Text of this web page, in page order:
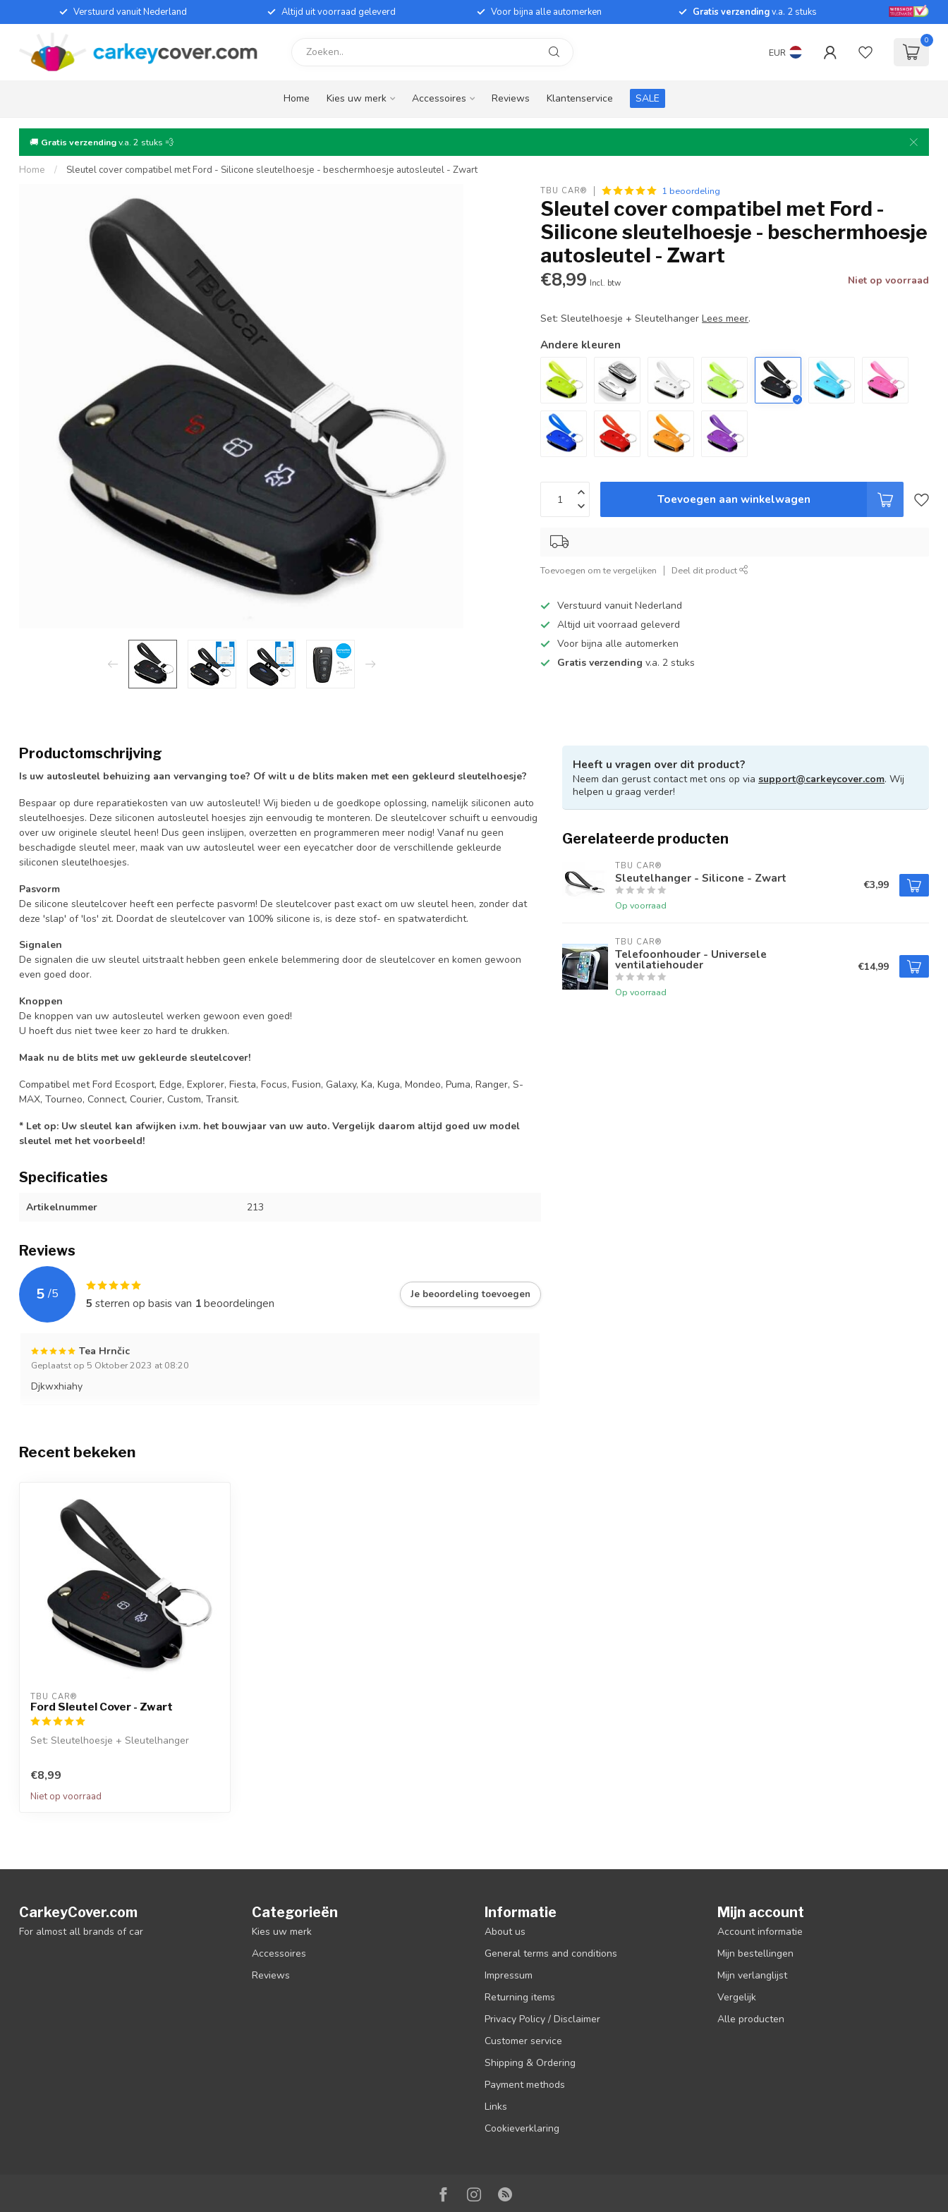
Verstuurd vanuit Nederland Altijd uit voorraad geleverd Voor bijna alle automerken Gratis verzendingv.a. 2 stuks
EUR
0
Home Kies uw merk Accessoires Reviews Klantenservice SALE
🚚 Gratis verzendingv.a. 2 stuks 💨
Home / Sleutel cover compatibel met Ford - Silicone sleutelhoesje - beschermhoesje autosleutel - Zwart
TBU CAR® 1 beoordeling
Sleutel cover compatibel met Ford -
Silicone sleutelhoesje - beschermhoesje
autosleutel - Zwart
€8,99 Incl. btw Niet op voorraad
Set: Sleutelhoesje + SleutelhangerLees meer.
Andere kleuren
Toevoegen aan winkelwagen
Toevoegen om te vergelijken Deel dit product
Verstuurd vanuit Nederland
Altijd uit voorraad geleverd
Voor bijna alle automerken
Gratis verzending v.a. 2 stuks
Productomschrijving
Is uw autosleutel behuizing aan vervanging toe? Of wilt u de blits maken met een gekleurd sleutelhoesje?
Bespaar op dure reparatiekosten van uw autosleutel! Wij bieden u de goedkope oplossing, namelijk siliconen auto
sleutelhoesjes. Deze siliconen autosleutel hoesjes zijn eenvoudig te monteren. De sleutelcover schuift u eenvoudig
over uw originele sleutel heen! Dus geen inslijpen, overzetten en programmeren meer nodig! Vanaf nu geen
beschadigde sleutel meer, maak van uw autosleutel weer een eyecatcher door de verschillende gekleurde
siliconen sleutelhoesjes.
Pasvorm
De silicone sleutelcover heeft een perfecte pasvorm! De sleutelcover past exact om uw sleutel heen, zonder dat
deze 'slap' of 'los' zit. Doordat de sleutelcover van 100% silicone is, is deze stof- en spatwaterdicht.
Signalen
De signalen die uw sleutel uitstraalt hebben geen enkele belemmering door de sleutelcover en komen gewoon
even goed door.
Knoppen
De knoppen van uw autosleutel werken gewoon even goed!
U hoeft dus niet twee keer zo hard te drukken.
Maak nu de blits met uw gekleurde sleutelcover!
Compatibel met Ford Ecosport, Edge, Explorer, Fiesta, Focus, Fusion, Galaxy, Ka, Kuga, Mondeo, Puma, Ranger, S-
MAX, Tourneo, Connect, Courier, Custom, Transit.
* Let op: Uw sleutel kan afwijken i.v.m. het bouwjaar van uw auto. Vergelijk daarom altijd goed uw model
sleutel met het voorbeeld!
Specificaties
Artikelnummer 213
Reviews
5 /5
5 sterren op basis van 1beoordelingen
Je beoordeling toevoegen
Tea Hrnčic
Geplaatst op 5 Oktober 2023 at 08:20
Djkwxhiahy
Heeft u vragen over dit product?
Neem dan gerust contact met ons op via support@carkeycover.com. Wij
helpen u graag verder!
Gerelateerde producten
TBU CAR®
Sleutelhanger - Silicone - Zwart
Op voorraad
€3,99
TBU CAR®
Telefoonhouder - Universele
ventilatiehouder
Op voorraad
€14,99
Recent bekeken
TBU CAR®
Ford Sleutel Cover - Zwart
Set: Sleutelhoesje + Sleutelhanger
€8,99
Niet op voorraad
CarkeyCover.com
For almost all brands of car
Categorieën
Kies uw merk
Accessoires
Reviews
Informatie
About us
General terms and conditions
Impressum
Returning items
Privacy Policy / Disclaimer
Customer service
Shipping & Ordering
Payment methods
Links
Cookieverklaring
Mijn account
Account informatie
Mijn bestellingen
Mijn verlanglijst
Vergelijk
Alle producten